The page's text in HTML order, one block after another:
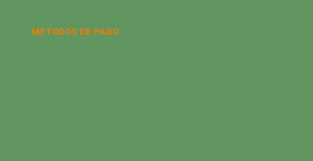
MÉTODOS DE PAGO: